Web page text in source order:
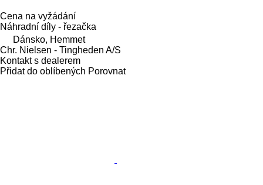
Cena na vyžádání
Náhradní díly - řezačka
Dánsko, Hemmet
Chr. Nielsen - Tingheden A/S
Kontakt s dealerem
Přidat do oblíbených Porovnat